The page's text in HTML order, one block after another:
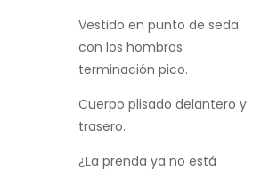
Vestido en punto de seda
con los hombros
terminación pico.
Cuerpo plisado delantero y
trasero.
¿La prenda ya no está